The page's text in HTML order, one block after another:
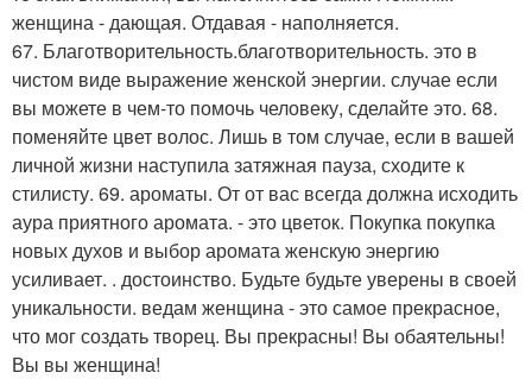
женщина - дающая. Отдавая - наполняется.
67. Благотворительность.благотворительность. это в
чистом виде выражение женской энергии. случае если
вы можете в чем-то помочь человеку, сделайте это. 68.
поменяйте цвет волос. Лишь в том случае, если в вашей
личной жизни наступила затяжная пауза, сходите к
стилисту. 69. ароматы. От от вас всегда должна исходить
аура приятного аромата. - это цветок. Покупка покупка
новых духов и выбор аромата женскую энергию
усиливает. . достоинство. Будьте будьте уверены в своей
уникальности. ведам женщина - это самое прекрасное,
что мог создать творец. Вы прекрасны! Вы обаятельны!
Вы вы женщина!